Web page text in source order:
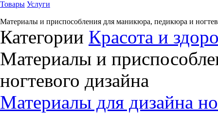
Товары Услуги
Материалы и приспособления для маникюра, педикюра и
Категории Красота и
Материалы и
ногтевого дизайна
Материалы для дизайна